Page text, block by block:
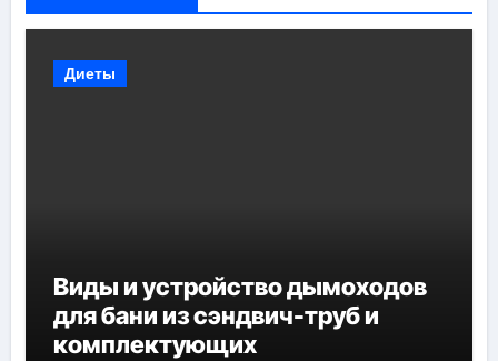
Диеты
Виды и устройство дымоходов
для бани из сэндвич-труб и
комплектующих